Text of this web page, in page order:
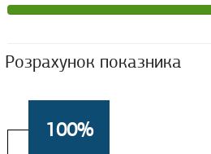
Розрахунок показника
100%